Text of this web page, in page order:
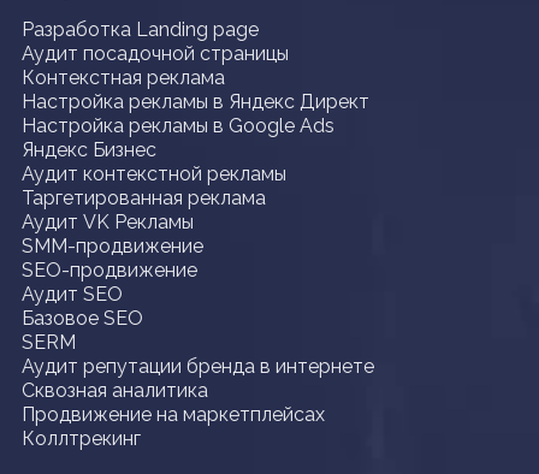
Разработка Landing page
Аудит посадочной страницы
Контекстная реклама
Настройка рекламы в Яндекс Директ
Настройка рекламы в Google Ads
Яндекс Бизнес
Аудит контекстной рекламы
Таргетированная реклама
Аудит VK Рекламы
SMM-продвижение
SEO-продвижение
Аудит SEO
Базовое SEO
SERM
Аудит репутации бренда в интернете
Сквозная аналитика
Продвижение на маркетплейсах
Коллтрекинг